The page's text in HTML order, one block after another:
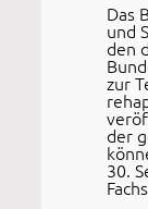
Das
und
den
zur
der
30.